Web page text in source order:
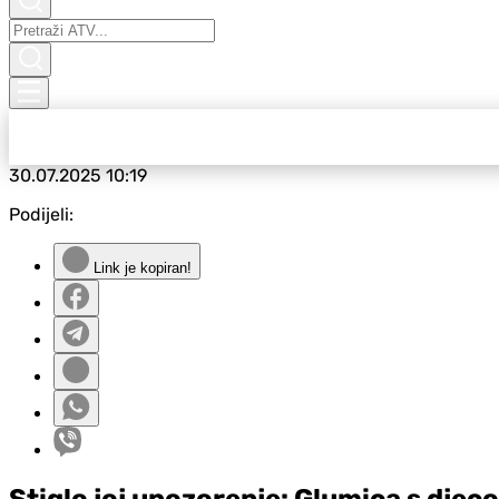
30.07.202510:19
Podijeli:
Link je kopiran!